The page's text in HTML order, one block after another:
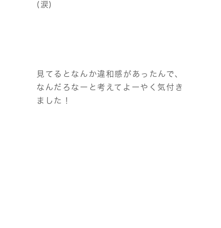
(涙)
見てるとなんか違和感があったんで、
なんだろなーと考えてよーやく気付き
ました！